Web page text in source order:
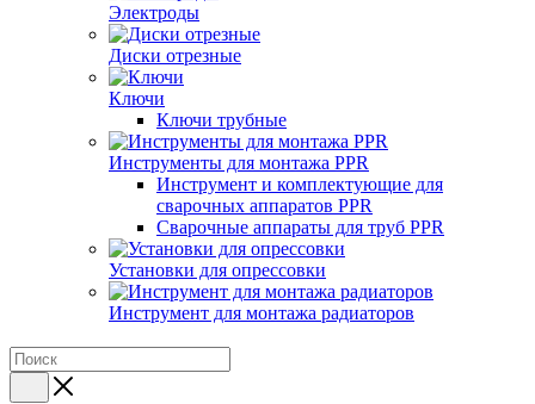
Электроды
Диски отрезные
Ключи
Ключи трубные
Инструменты для монтажа PPR
Инструмент и комплектующие для
сварочных аппаратов PPR
Сварочные аппараты для труб PPR
Установки для опрессовки
Инструмент для монтажа радиаторов